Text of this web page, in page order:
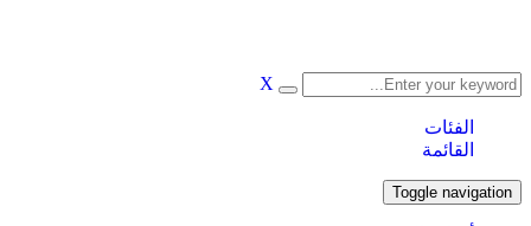
X
الفئات
القائمة
Toggle navigation